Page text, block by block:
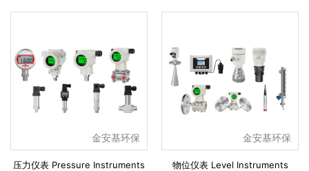
金安基环保
压力仪表 Pressure Instruments
金安基环保
物位仪表 Level Instruments